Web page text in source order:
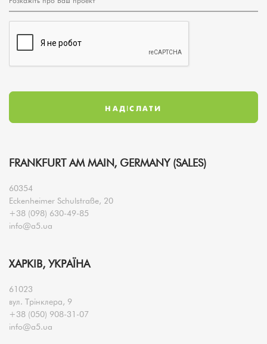
FRANKFURT AM MAIN, GERMANY (SALES)
60354
Eckenheimer Schulstraße, 20
+38 (098) 630-49-85
info@a5.ua
ХАРКІВ, УКРАЇНА
61023
вул. Трінклера, 9
+38 (050) 908-31-07
info@a5.ua